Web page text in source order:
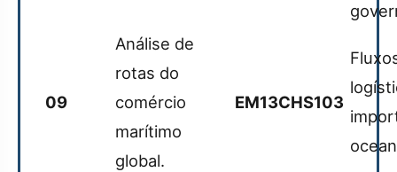
09
Análise de
rotas do
comércio
marítimo
global.
EM13CHS103